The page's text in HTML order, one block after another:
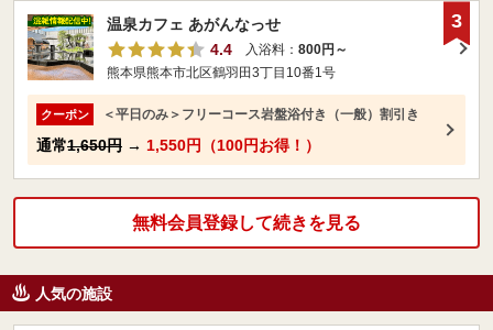
温泉カフェ あがんなっせ
4.4
入浴料： 800円～
熊本県熊本市北区鶴羽田3丁目10番1号
クーポン ＜平日のみ＞フリーコース岩盤浴付き（一般）割引き
通常1,650円 → 1,550円（100円お得！）
3
無料会員登録して続きを見る
人気の施設